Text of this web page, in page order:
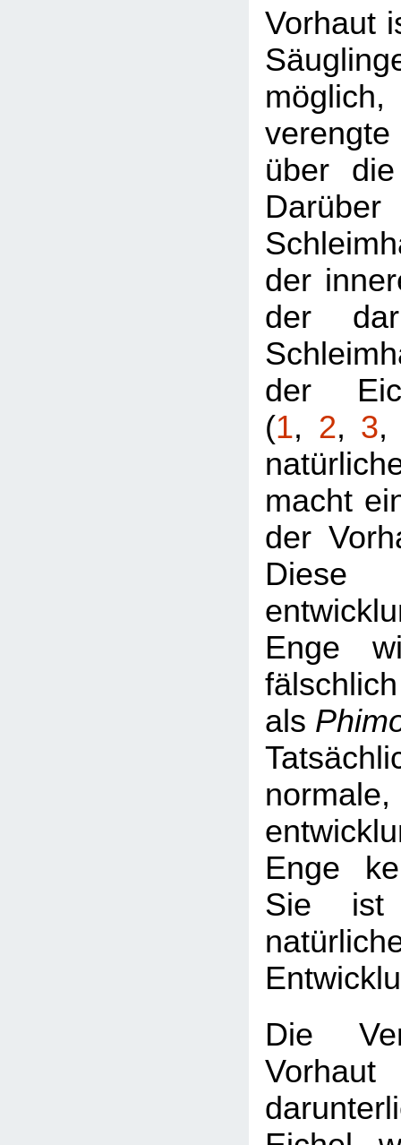
Vorhaut
über
der
der
der
(1, 2, 3
macht
der
Enge
fälschlich
als
normale,
Enge
Sie ist
Die